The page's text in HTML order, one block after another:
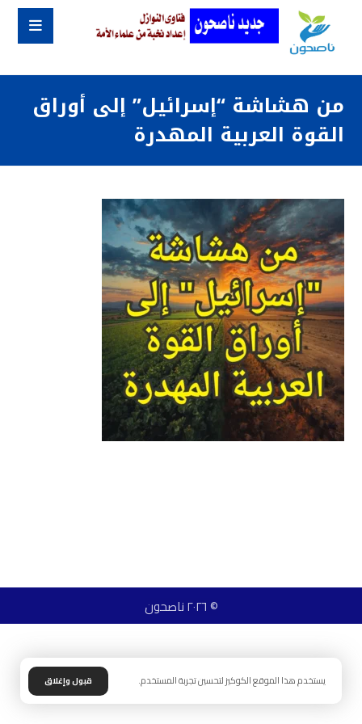
من هشاشة “إسرائيل” إلى أوراق
القوة العربية المهدرة
© ٢٠٢٦ ناصحون
يستخدم هذا الموقع الكوكيز لتحسين تجربة المستخدم. قبول وإغلاق